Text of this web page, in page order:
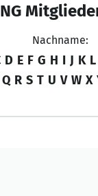
Nachname:
D E F G H I J K L
Q R S T U V W X